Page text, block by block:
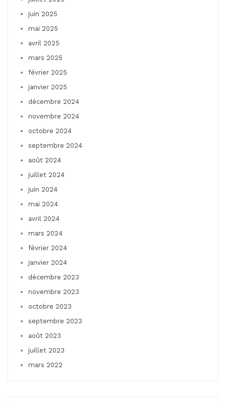
juin 2025
mai 2025
avril 2025
mars 2025
février 2025
janvier 2025
décembre 2024
novembre 2024
octobre 2024
septembre 2024
août 2024
juillet 2024
juin 2024
mai 2024
avril 2024
mars 2024
février 2024
janvier 2024
décembre 2023
novembre 2023
octobre 2023
septembre 2023
août 2023
juillet 2023
mars 2022